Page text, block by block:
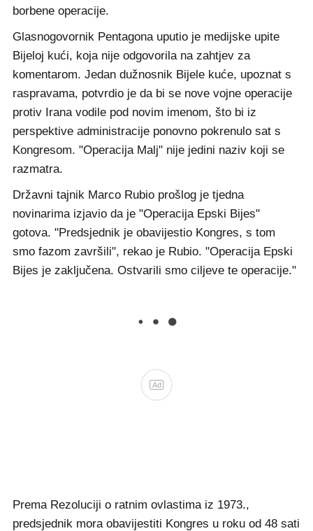
borbene operacije.
Glasnogovornik Pentagona uputio je medijske upite
Bijeloj kući, koja nije odgovorila na zahtjev za
komentarom. Jedan dužnosnik Bijele kuće, upoznat s
raspravama, potvrdio je da bi se nove vojne operacije
protiv Irana vodile pod novim imenom, što bi iz
perspektive administracije ponovno pokrenulo sat s
Kongresom. "Operacija Malj" nije jedini naziv koji se
razmatra.
Državni tajnik Marco Rubio prošlog je tjedna
novinarima izjavio da je "Operacija Epski Bijes"
gotova. "Predsjednik je obavijestio Kongres, s tom
smo fazom završili", rekao je Rubio. "Operacija Epski
Bijes je zaključena. Ostvarili smo ciljeve te operacije."
Ad
Prema Rezoluciji o ratnim ovlastima iz 1973.,
predsjednik mora obavijestiti Kongres u roku od 48 sati